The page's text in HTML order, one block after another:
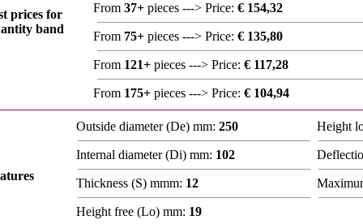
prices for
band
From 37+ pieces ---> Price: € 154,32
From 75+ pieces ---> Price: € 135,80
From 121+ pieces ---> Price: € 117,28
From 175+ pieces ---> Price: € 104,94
Outside diameter (De) mm: 250
Internal diameter (Di) mm: 102
Thickness (S) mmm: 12
Height free (Lo) mm: 19
Height